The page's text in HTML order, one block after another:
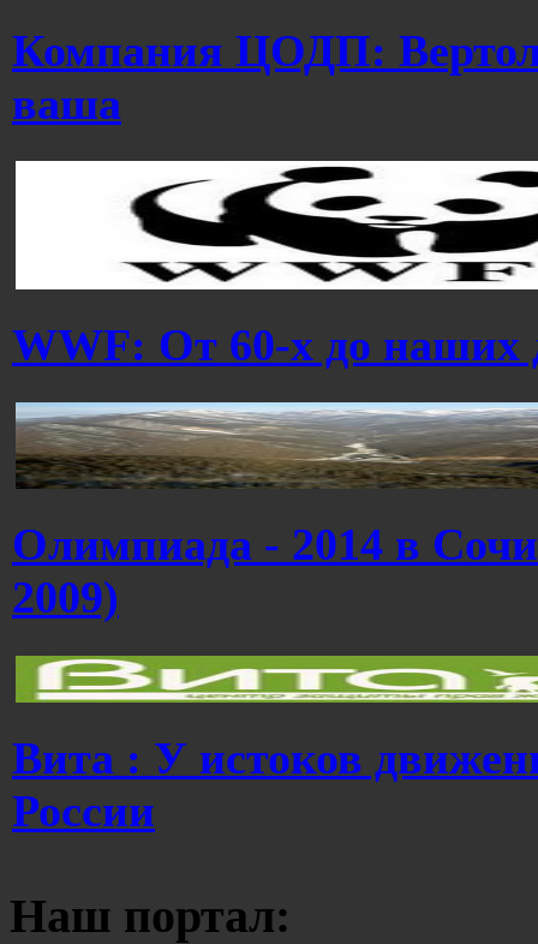
Компания ЦОДП:
ваша
WWF: От 60-х до наших
Олимпиада - 2014 в
2009)
Вита : У истоков
России
Наш портал: